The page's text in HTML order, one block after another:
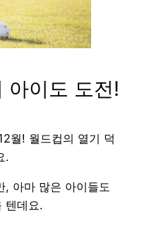
아이도 도전!
월! 월드컵의 열기 덕
.
, 아마 많은 아이들도
텐데요.